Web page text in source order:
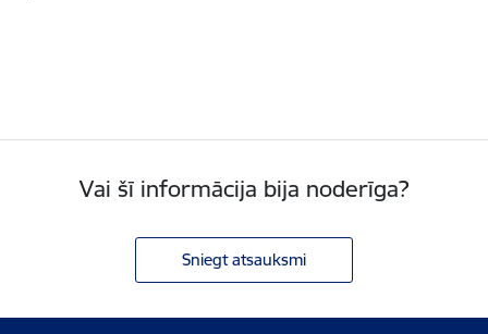
Vai šī informācija bija noderīga?
Sniegt atsauksmi